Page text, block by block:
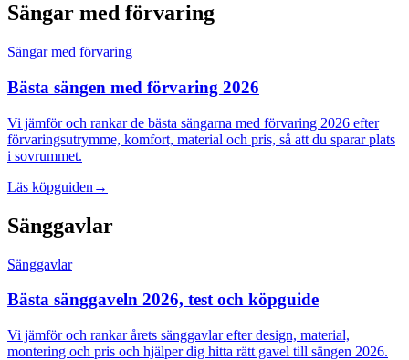
Sängar med förvaring
Sängar med förvaring
Bästa sängen med förvaring 2026
Vi jämför och rankar de bästa sängarna med förvaring 2026 efter
förvaringsutrymme, komfort, material och pris, så att du sparar plats
i sovrummet.
Läs köpguiden →
Sänggavlar
Sänggavlar
Bästa sänggaveln 2026, test och köpguide
Vi jämför och rankar årets sänggavlar efter design, material,
montering och pris och hjälper dig hitta rätt gavel till sängen 2026.